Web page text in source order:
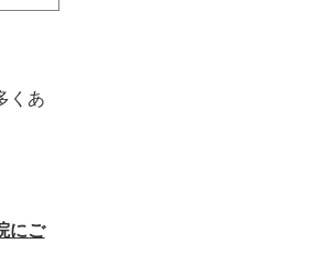
くあ
にご